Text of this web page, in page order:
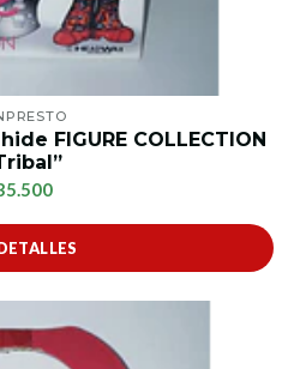
FIGURE COLLECTION